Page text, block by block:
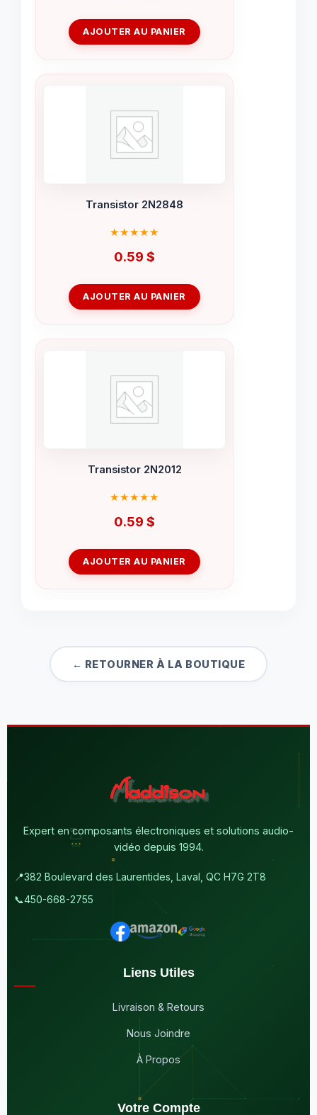
AJOUTER AU PANIER
Transistor 2N2848
0.59 $
AJOUTER AU PANIER
Transistor 2N2012
0.59 $
AJOUTER AU PANIER
← RETOURNER À LA BOUTIQUE
Expert en composants électroniques et solutions audio-
vidéo depuis 1994.
📍382 Boulevard des Laurentides, Laval, QC H7G 2T8
📞450-668-2755
Liens Utiles
Livraison & Retours
Nous Joindre
À Propos
Votre Compte